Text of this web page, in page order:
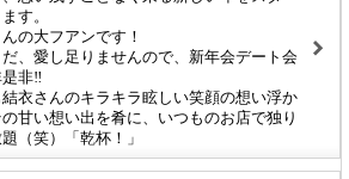
す。
の大フアンです！
だ、愛し足りませんので、新年会デート会
非‼
衣さんのキラキラ眩しい笑顔の想い浮か
甘い想い出を肴に、いつものお店で独り
（笑）「乾杯！」